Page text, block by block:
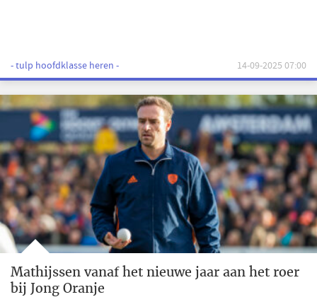
- tulp hoofdklasse heren - 14-09-2025 07:00
Mathijssen vanaf het nieuwe jaar aan het roer
bij Jong Oranje